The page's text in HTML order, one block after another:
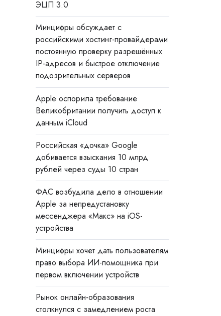
ЭЦП 3.0
Минцифры обсуждает с
российскими хостинг-провайдерами
постоянную проверку разрешённых
IP-адресов и быстрое отключение
подозрительных серверов
Apple оспорила требование
Великобритании получить доступ к
данным iCloud
Российская «дочка» Google
добивается взыскания 10 млрд
рублей через суды 10 стран
ФАС возбудила дело в отношении
Apple за непредустановку
мессенджера «Макс» на iOS-
устройства
Минцифры хочет дать пользователям
право выбора ИИ-помощника при
первом включении устройств
Рынок онлайн-образования
столкнулся с замедлением роста